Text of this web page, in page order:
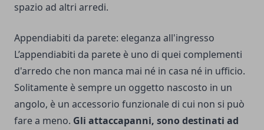
spazio ad altri arredi.
Appendiabiti da parete: eleganza all'ingresso
L’appendiabiti da parete è uno di quei complementi
d'arredo che non manca mai né in casa né in ufficio.
Solitamente è sempre un oggetto nascosto in un
angolo, è un accessorio funzionale di cui non si può
fare a meno. Gli attaccapanni, sono destinati ad